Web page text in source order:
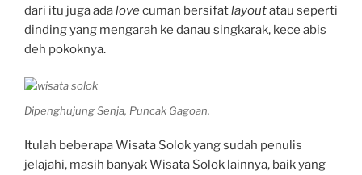
dari itu juga adalovecuman bersifatlayoutatau seperti
dinding yang mengarah ke danau singkarak, kece abis
deh pokoknya.
Dipenghujung Senja, Puncak Gagoan.
Itulah beberapa Wisata Solok yang sudah penulis
jelajahi, masih banyak Wisata Solok lainnya, baik yang